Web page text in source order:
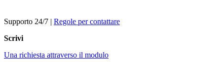
Supporto 24/7 | Regole per contattare
Scrivi
Una richiesta attraverso il modulo